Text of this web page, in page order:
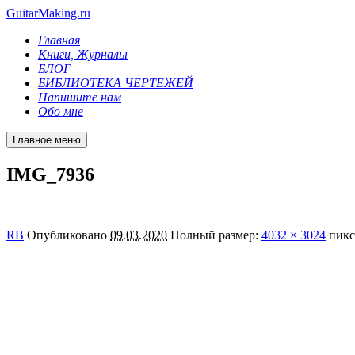
GuitarMaking.ru
Главная
Книги, Журналы
БЛОГ
БИБЛИОТЕКА ЧЕРТЕЖЕЙ
Напишите нам
Обо мне
Главное меню
IMG_7936
RB Опубликовано 09.03.2020 Полный размер: 4032 × 3024